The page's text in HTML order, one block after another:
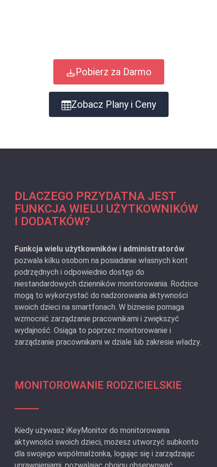
Pobierz za Darmo
Zobacz Plany i Ceny
DLACZEGO PRZYDATNA JEST
FUNKCJA WIELU UŻYTKOWNIKÓW
I DODATKÓW?
Funkcja wielu użytkowników i administratorów
pozwala kilku osobom na posiadanie własnych kont
podrzędnych i odpowiednio dostęp do
niestandardowych dzienników monitorowania. Rodzice
mogą to wykorzystać do nadzorowania aktywności
swoich dzieci na smartfonach. W biznesie pomaga
wzmocnić zarządzanie pracownikami i zwiększyć
wydajność. Osiąga to poprzez monitorowanie i
zarządzanie pracownikami w dziale lub zakresie władzy.
MONITOROWANIE RODZICIELSKIE
Kiedy używasz iKeyMonitor do monitorowania
aktywności swoich dzieci, możesz utworzyć subkonto
dla swojego współmałżonka, logując się i zarządzając